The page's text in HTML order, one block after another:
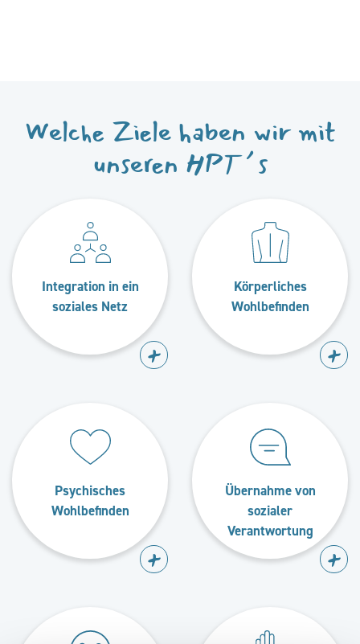
Welche Ziele haben wir mit
unseren HPT´s
Integration in ein
soziales Netz
Körperliches
Wohlbefinden
Psychisches
Wohlbefinden
Übernahme von
sozialer
Verantwortung